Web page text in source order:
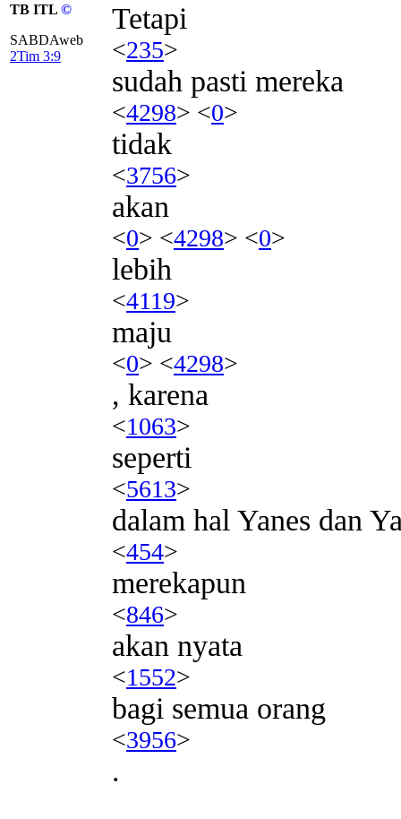
TB ITL ©
SABDAweb
2Tim 3:9
Tetapi
<235>
sudah pasti mereka
<4298> <0>
tidak
<3756>
akan
<0> <4298> <0>
lebih
<4119>
maju
<0> <4298>
, karena
<1063>
seperti
<5613>
dalam hal Yanes dan
<454>
merekapun
<846>
akan nyata
<1552>
bagi semua orang
<3956>
.